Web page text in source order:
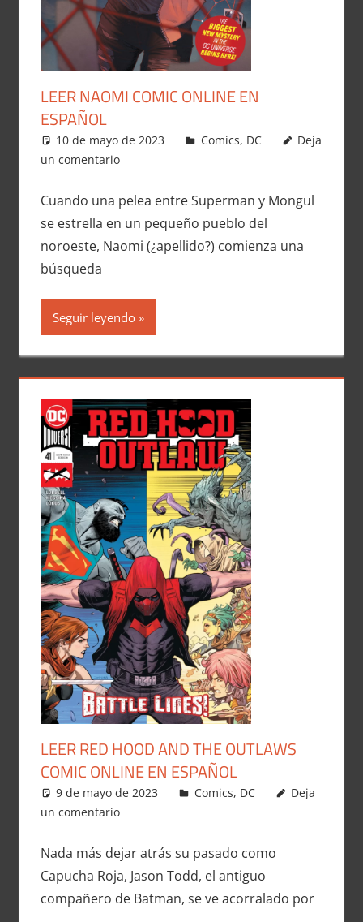
LEER NAOMI COMIC ONLINE EN
ESPAÑOL
10 de mayo de 2023 Carlitox Banana
Comics, DC
Deja
un comentario
Cuando una pelea entre Superman y Mongul
se estrella en un pequeño pueblo del
noroeste, Naomi (¿apellido?) comienza una
búsqueda
Seguir leyendo
LEER RED HOOD AND THE OUTLAWS
COMIC ONLINE EN ESPAÑOL
9 de mayo de 2023 Carlitox Banana
Comics, DC
Deja
un comentario
Nada más dejar atrás su pasado como
Capucha Roja, Jason Todd, el antiguo
compañero de Batman, se ve acorralado por